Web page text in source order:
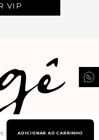
ADICIONAR AO CARRINHO
VIP